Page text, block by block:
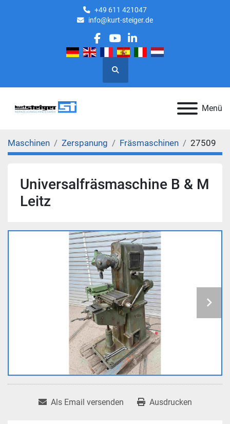
+49 611 421047
info@kurt-steiger.de
facebook
youtube
linkedin
Suche
Menü
Maschinen Zerspanung Fräsmaschinen 27509
Universalfräsmaschine B & M
Leitz
Als Email versenden Ausdrucken